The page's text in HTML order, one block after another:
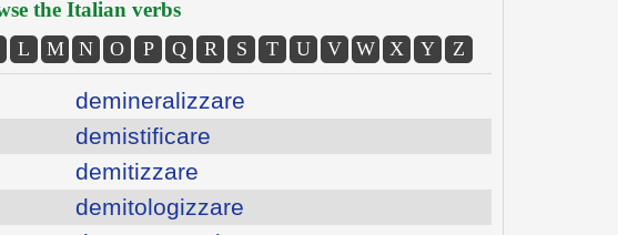
the Italian verbs
L M N O P Q R S T U V W X Y Z
demineralizzare
demistificare
demitizzare
demitologizzare